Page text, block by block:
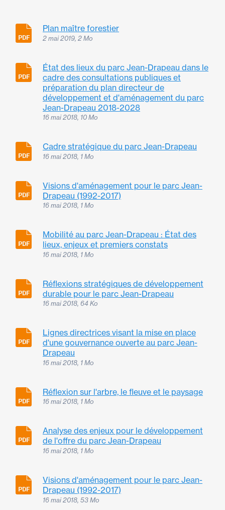
Plan maître forestier
2 mai 2019, 2 Mo
État des lieux du parc Jean-Drapeau dans le
cadre des consultations publiques et
préparation du plan directeur de
développement et d'aménagement du parc
Jean-Drapeau 2018-2028
16 mai 2018, 10 Mo
Cadre stratégique du parc Jean-Drapeau
16 mai 2018, 1 Mo
Visions d'aménagement pour le parc Jean-
Drapeau (1992-2017)
16 mai 2018, 1 Mo
Mobilité au parc Jean-Drapeau : État des
lieux, enjeux et premiers constats
16 mai 2018, 1 Mo
Réflexions stratégiques de développement
durable pour le parc Jean-Drapeau
16 mai 2018, 64 Ko
Lignes directrices visant la mise en place
d'une gouvernance ouverte au parc Jean-
Drapeau
16 mai 2018, 1 Mo
Réflexion sur l'arbre, le fleuve et le paysage
16 mai 2018, 1 Mo
Analyse des enjeux pour le développement
de l'offre du parc Jean-Drapeau
16 mai 2018, 1 Mo
Visions d'aménagement pour le parc Jean-
Drapeau (1992-2017)
16 mai 2018, 53 Mo